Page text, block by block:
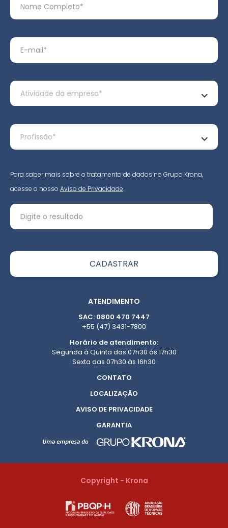
Para saber mais sobre o tratamento de dados no Grupo Krona,
acesse o nosso Aviso de Privacidade.
ATENDIMENTO
SAC: 0800 470 7447
+55 (47) 3431-7800
Horário de atendimento:
Segunda à Quinta das 07h30 às 17h30
Sexta das 07h30 às 16h30
CONTATO
LOCALIZAÇÃO
AVISO DE PRIVACIDADE
GARANTIA
Copyright - Krona